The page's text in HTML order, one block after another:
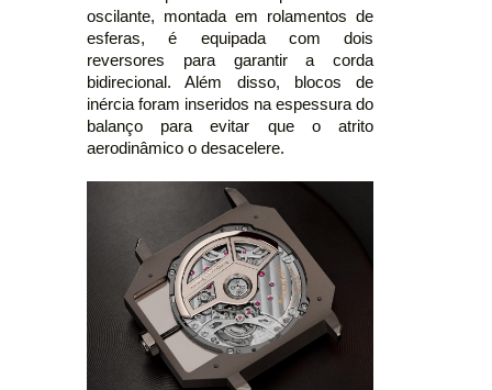
oscilante, montada em rolamentos de
esferas, é equipada com dois
reversores para garantir a corda
bidirecional. Além disso, blocos de
inércia foram inseridos na espessura do
balanço para evitar que o atrito
aerodinâmico o desacelere.